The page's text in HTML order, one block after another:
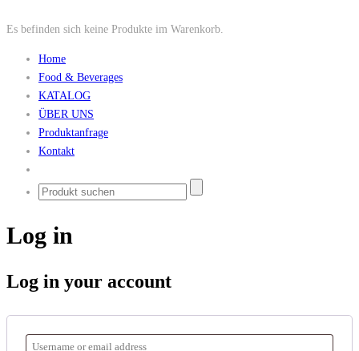
Es befinden sich keine Produkte im Warenkorb.
Home
Food & Beverages
KATALOG
ÜBER UNS
Produktanfrage
Kontakt
Log in
Log in your account